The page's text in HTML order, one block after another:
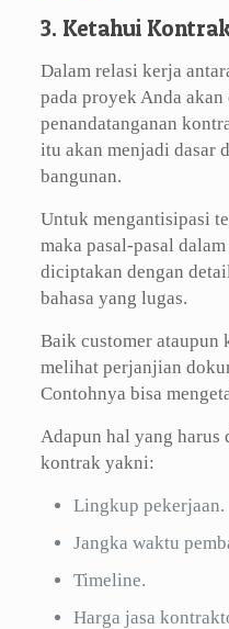
3. Ketahui
Dalam relasi kerja
pada proyek Anda
penandatanganan
itu akan menjadi dasar
bangunan.
Untuk mengantisipasi
maka pasal-pasal
diciptakan dengan
bahasa yang lugas.
Baik customer ataupun
melihat perjanjian
Contohnya bisa
Adapun hal yang harus
kontrak yakni:
Lingkup pekerjaan.
Jangka waktu
Timeline.
Harga jasa